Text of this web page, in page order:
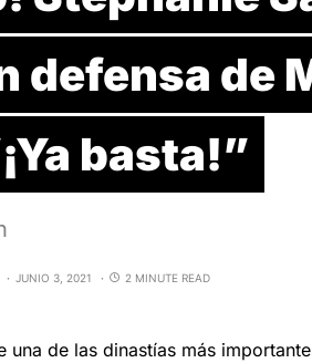
defensa de
basta!”
JUNIO 3, 2021 2 MINUTE READ
una de las dinastías más